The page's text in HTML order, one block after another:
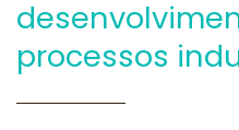
processos